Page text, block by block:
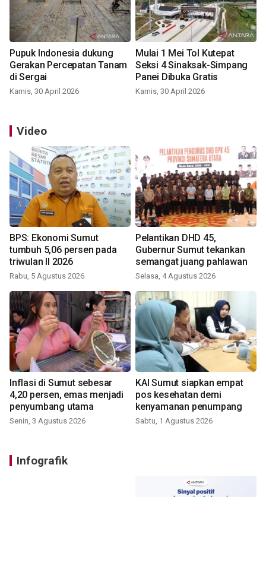
Pupuk Indonesia dukung
Gerakan Percepatan Tanam
di Sergai
Kamis, 30 April 2026
Mulai 1 Mei Tol Kutepat
Seksi 4 Sinaksak-Simpang
Panei Dibuka Gratis
Kamis, 30 April 2026
Video
BPS: Ekonomi Sumut
tumbuh 5,06 persen pada
triwulan II 2026
Rabu, 5 Agustus 2026
Pelantikan DHD 45,
Gubernur Sumut tekankan
semangat juang pahlawan
Selasa, 4 Agustus 2026
Inflasi di Sumut sebesar
4,20 persen, emas menjadi
penyumbang utama
Senin, 3 Agustus 2026
KAI Sumut siapkan empat
pos kesehatan demi
kenyamanan penumpang
Sabtu, 1 Agustus 2026
Infografik